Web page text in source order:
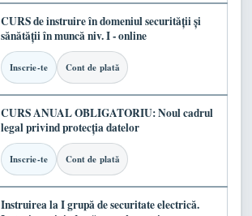
CURS de instruire în domeniul securității și
sănătății în muncă niv. I - online
Inscrie-te Cont de plată
CURS ANUAL OBLIGATORIU: Noul cadrul
legal privind protecția datelor
Inscrie-te Cont de plată
Instruirea la I grupă de securitate electrică.